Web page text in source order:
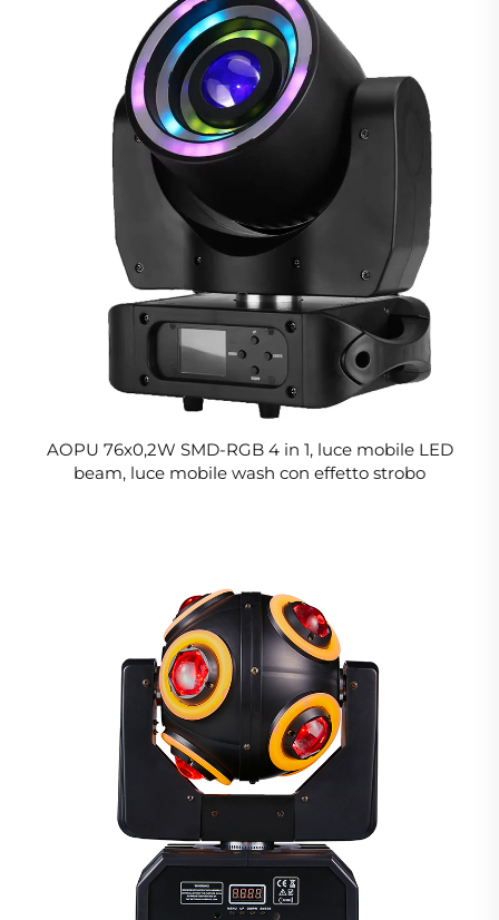
AOPU 76x0,2W SMD-RGB 4 in 1, luce mobile LED
beam, luce mobile wash con effetto strobo